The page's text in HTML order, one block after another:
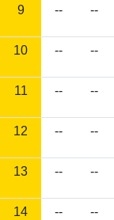
9 -- --
10 -- --
11 -- --
12 -- --
13 -- --
14 -- --